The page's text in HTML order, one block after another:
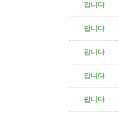
팝니다
팝니다
팝니다
팝니다
팝니다